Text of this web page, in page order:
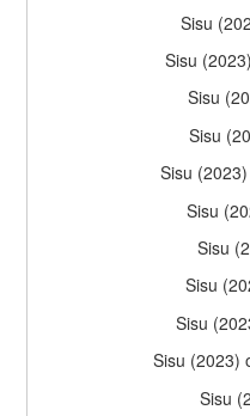
Sisu
Sisu
Sisu
Sisu
Sisu
Sisu
Sisu
Sisu
Sisu
Sisu (2023)
Sisu